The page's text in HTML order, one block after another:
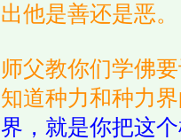
出他是善还是恶。
师父教你们学佛
知道种力和种力
界，就是你把这